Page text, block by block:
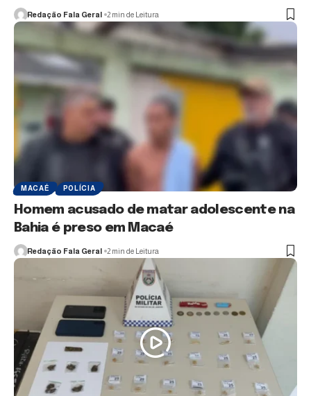
Redação Fala Geral 2 min de Leitura
MACAÉ POLÍCIA
Homem acusado de matar adolescente na
Bahia é preso em Macaé
Redação Fala Geral 2 min de Leitura